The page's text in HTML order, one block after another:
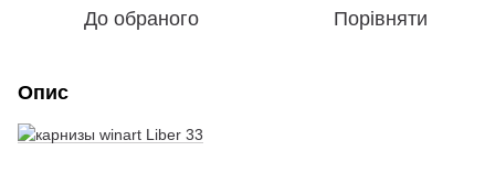
До обраного Порівняти
Опис